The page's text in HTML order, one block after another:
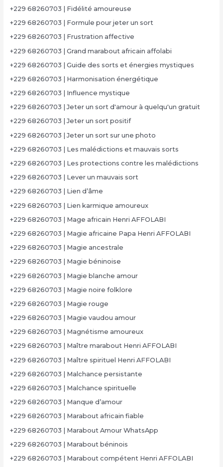
+229 68260703 | Fidélité amoureuse
+229 68260703 | Formule pour jeter un sort
+229 68260703 | Frustration affective
+229 68260703 | Grand marabout africain affolabi
+229 68260703 | Guide des sorts et énergies mystiques
+229 68260703 | Harmonisation énergétique
+229 68260703 | Influence mystique
+229 68260703 | Jeter un sort d'amour à quelqu'un gratuit
+229 68260703 | Jeter un sort positif
+229 68260703 | Jeter un sort sur une photo
+229 68260703 | Les malédictions et mauvais sorts
+229 68260703 | Les protections contre les malédictions
+229 68260703 | Lever un mauvais sort
+229 68260703 | Lien d’âme
+229 68260703 | Lien karmique amoureux
+229 68260703 | Mage africain Henri AFFOLABI
+229 68260703 | Magie africaine Papa Henri AFFOLABI
+229 68260703 | Magie ancestrale
+229 68260703 | Magie béninoise
+229 68260703 | Magie blanche amour
+229 68260703 | Magie noire folklore
+229 68260703 | Magie rouge
+229 68260703 | Magie vaudou amour
+229 68260703 | Magnétisme amoureux
+229 68260703 | Maître marabout Henri AFFOLABI
+229 68260703 | Maître spirituel Henri AFFOLABI
+229 68260703 | Malchance persistante
+229 68260703 | Malchance spirituelle
+229 68260703 | Manque d’amour
+229 68260703 | Marabout africain fiable
+229 68260703 | Marabout Amour WhatsApp
+229 68260703 | Marabout béninois
+229 68260703 | Marabout compétent Henri AFFOLABI